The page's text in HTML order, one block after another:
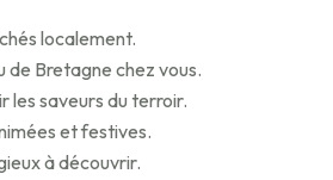
localement.
de Bretagne chez vous.
les saveurs du terroir.
et festives.
à découvrir.